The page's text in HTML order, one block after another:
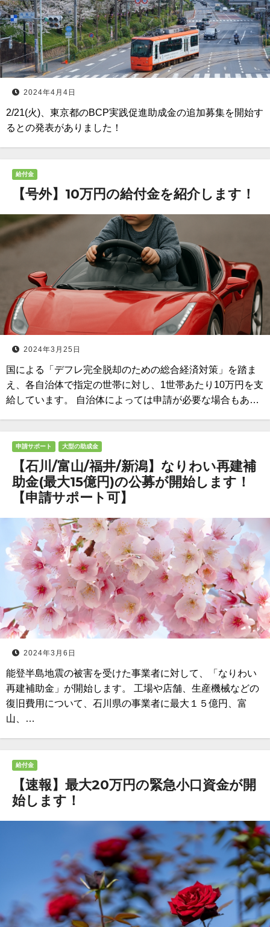
2024年4月4日
2/21(火)、東京都のBCP実践促進助成金の追加募集を開始す
るとの発表がありました！
給付金
【号外】10万円の給付金を紹介します！
2024年3月25日
国による「デフレ完全脱却のための総合経済対策」を踏ま
え、各自治体で指定の世帯に対し、1世帯あたり10万円を支
給しています。 自治体によっては申請が必要な場合もあ…
申請サポート 大型の助成金
【石川/富山/福井/新潟】なりわい再建補
助金(最大15億円)の公募が開始します！
【申請サポート可】
2024年3月6日
能登半島地震の被害を受けた事業者に対して、「なりわい
再建補助金」が開始します。 工場や店舗、生産機械などの
復旧費用について、石川県の事業者に最大１５億円、富
山、…
給付金
【速報】最大20万円の緊急小口資金が開
始します！